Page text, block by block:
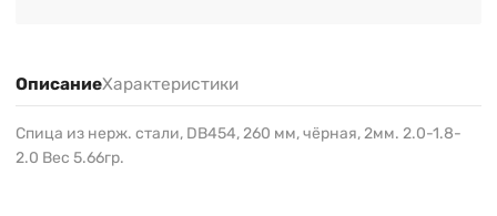
ОписаниеХарактеристики
Спица из нерж. стали, DB454, 260 мм, чёрная, 2мм. 2.0-1.8-
2.0 Вес 5.66гр.